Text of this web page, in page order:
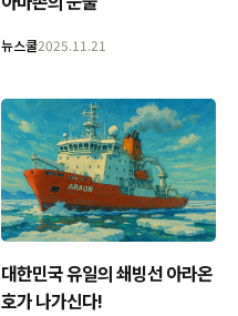
뉴스쿨2025.11.21
대한민국 유일의 쇄빙선 아라온
호가 나가신다!